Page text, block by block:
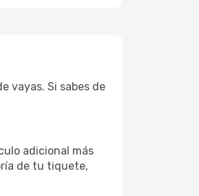
vayas. Si sabes de
adicional más
de tu tiquete,